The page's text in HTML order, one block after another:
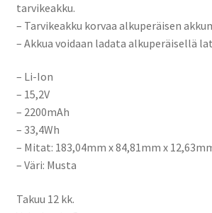
tarvikeakku.
– Tarvikeakku korvaa alkuperäisen
– Akkua voidaan ladata alkuperäisellä
– Li-Ion
– 15,2V
– 2200mAh
– 33,4Wh
– Mitat: 183,04mm x 84,81mm x
– Väri: Musta
Takuu 12 kk.